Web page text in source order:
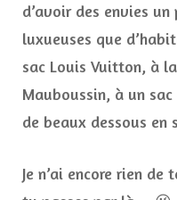
d’avoir des envies
luxueuses que
sac Louis Vuitton, à
Mauboussin, à un
de beaux dessous en
Je n’ai encore rien